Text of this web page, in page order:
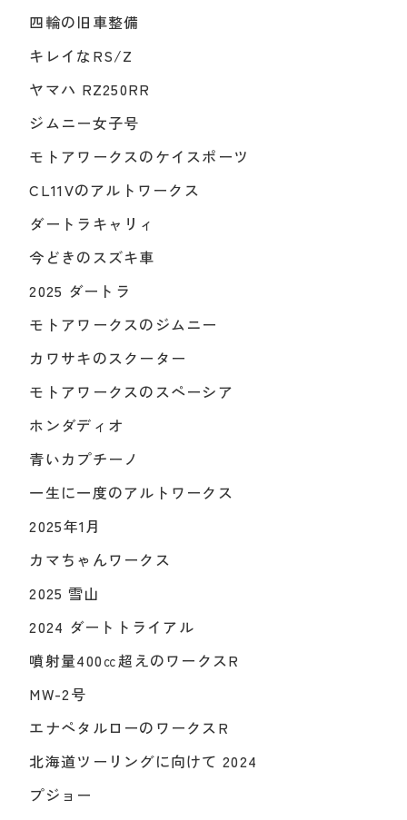
四輪の旧車整備
キレイなRS/Z
ヤマハ RZ250RR
ジムニー女子号
モトアワークスのケイスポーツ
CL11Vのアルトワークス
ダートラキャリィ
今どきのスズキ車
2025 ダートラ
モトアワークスのジムニー
カワサキのスクーター
モトアワークスのスペーシア
ホンダディオ
青いカプチーノ
一生に一度のアルトワークス
2025年1月
カマちゃんワークス
2025 雪山
2024 ダートトライアル
噴射量400㏄超えのワークスR
MW-2号
エナペタルローのワークスR
北海道ツーリングに向けて 2024
プジョー